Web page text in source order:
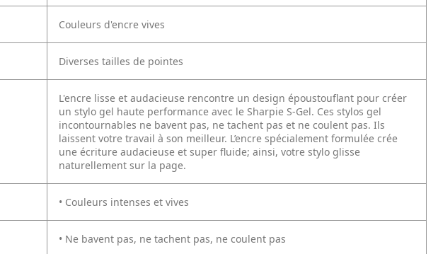
Couleurs d'encre vives
Diverses tailles de pointes
L'encre lisse et audacieuse rencontre un design époustouflant pour créer
un stylo gel haute performance avec le Sharpie S-Gel. Ces stylos gel
incontournables ne bavent pas, ne tachent pas et ne coulent pas. Ils
laissent votre travail à son meilleur. L’encre spécialement formulée crée
une écriture audacieuse et super fluide; ainsi, votre stylo glisse
naturellement sur la page.
• Couleurs intenses et vives
• Ne bavent pas, ne tachent pas, ne coulent pas